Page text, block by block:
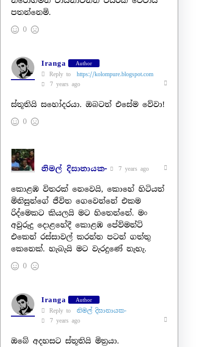
පතන්නෙමි.
0
Iranga Author
Reply to https://kolompure.blogspot.com
7 years ago
ස්තූතියි සහෝදරයා. ඔබටත් එසේම වේවා!
0
නිමල් දිසානායක- 7 years ago
කොළඹ විතරක් නෙවෙයි, කොහේ හිටියත්
මිනිසුන්ගේ ජීවිත ගෙවෙන්නේ එකම
රිද්මෙකට කියලයි මට හිතෙන්නේ. මං
අවුරුදු දොළහේදී කොළඹ පේව්මන්ට්
එකෙන් රස්සාවල් කරන්න පටන් ගත්තු
කෙනෙක්. හැබැයි මට වැරදුණේ නැහැ.
0
Iranga Author
Reply to නිමල් දිසානායක-
7 years ago
ඔබේ අදහසට ස්තූතියි මිත්‍රයා.